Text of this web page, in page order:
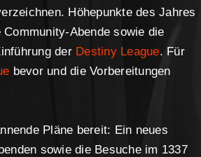
Höhepunkte des Jahres
Abende sowie die
der Destiny League. Für
bevor und die Vorbereitungen
Pläne bereit: Ein neues
sowie die Besuche im 1337